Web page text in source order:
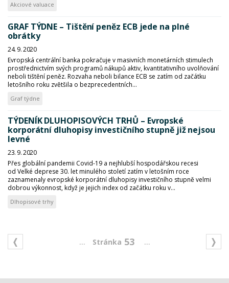
Akciové valuace
GRAF TÝDNE – Tištění peněz ECB jede na plné
obrátky
24. 9. 2020
Evropská centrální banka pokračuje v masivních monetárních stimulech
prostřednictvím svých programů nákupů aktiv, kvantitativního uvolňování
neboli tištění peněz. Rozvaha neboli bilance ECB se zatím od začátku
letošního roku zvětšila o bezprecedentních...
Graf týdne
TÝDENÍK DLUHOPISOVÝCH TRHŮ – Evropské
korporátní dluhopisy investičního stupně již nejsou
levné
23. 9. 2020
Přes globální pandemii Covid-19 a nejhlubší hospodářskou recesi
od Velké deprese 30. let minulého století zatím v letošním roce
zaznamenaly evropské korporátní dluhopisy investičního stupně velmi
dobrou výkonnost, když je jejich index od začátku roku v...
Dlhopisové trhy
... 53 ...